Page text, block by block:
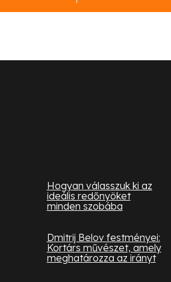
Hogyan válasszuk ki az
ideális redőnyöket
minden szobába
Dmitrij Belov festményei:
Kortárs művészet, amely
meghatározza az irányt